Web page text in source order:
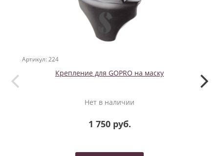
Артикул: 224
Крепление для GOPRO на маску
Нет в наличии
1 750 руб.